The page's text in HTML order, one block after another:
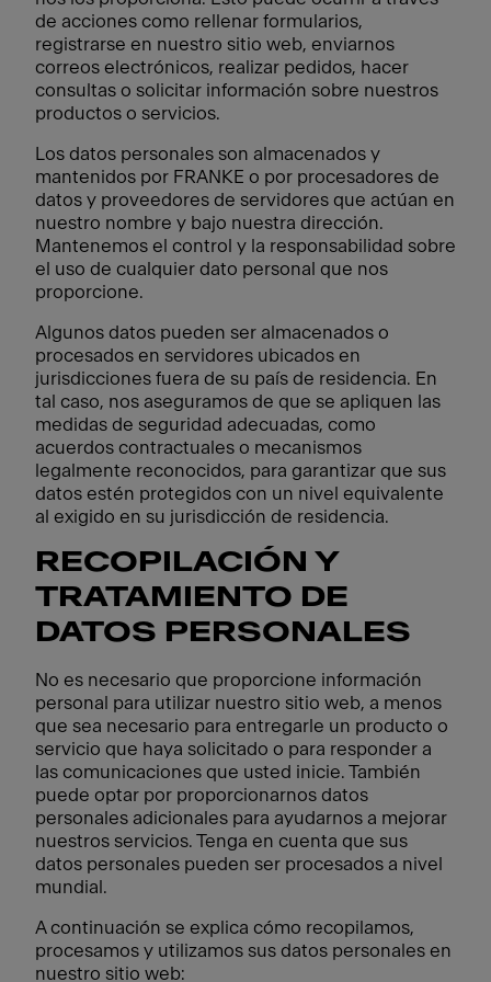
de acciones como rellenar formularios,
registrarse en nuestro sitio web, enviarnos
correos electrónicos, realizar pedidos, hacer
consultas o solicitar información sobre nuestros
productos o servicios.
Los datos personales son almacenados y
mantenidos por FRANKE o por procesadores de
datos y proveedores de servidores que actúan en
nuestro nombre y bajo nuestra dirección.
Mantenemos el control y la responsabilidad sobre
el uso de cualquier dato personal que nos
proporcione.
Algunos datos pueden ser almacenados o
procesados en servidores ubicados en
jurisdicciones fuera de su país de residencia. En
tal caso, nos aseguramos de que se apliquen las
medidas de seguridad adecuadas, como
acuerdos contractuales o mecanismos
legalmente reconocidos, para garantizar que sus
datos estén protegidos con un nivel equivalente
al exigido en su jurisdicción de residencia.
RECOPILACIÓN Y
TRATAMIENTO DE
DATOS PERSONALES
No es necesario que proporcione información
personal para utilizar nuestro sitio web, a menos
que sea necesario para entregarle un producto o
servicio que haya solicitado o para responder a
las comunicaciones que usted inicie. También
puede optar por proporcionarnos datos
personales adicionales para ayudarnos a mejorar
nuestros servicios. Tenga en cuenta que sus
datos personales pueden ser procesados a nivel
mundial.
A continuación se explica cómo recopilamos,
procesamos y utilizamos sus datos personales en
nuestro sitio web: